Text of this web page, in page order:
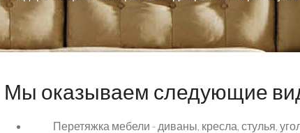
Мы оказываем следующие
Перетяжка мебели - диваны, кресла, стулья,